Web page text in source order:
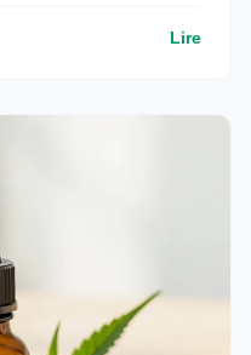
Lire